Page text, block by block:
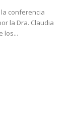
conferencia
la Dra. Claudia
los...